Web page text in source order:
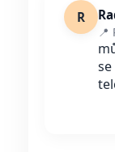
R
📍